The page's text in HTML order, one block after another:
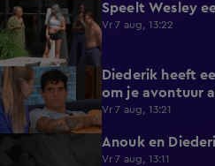
0:48 Speelt Wesley
Vr 7 aug, 13:22
0:37
Diederik heeft
om je avontuur
Vr 7 aug, 13:21
Anouk en
Vr 7 aug, 13:11